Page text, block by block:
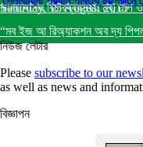
Saturday, 15 August 2015
বাংলাদেশের বিচারব্যবস্থা: মব, চাপ
“মব ইজ আ রিঅ্যাকশন অব দ্য
নিউজ লেটার
Please subscribe to our
as well as news and
বিজ্ঞাপন